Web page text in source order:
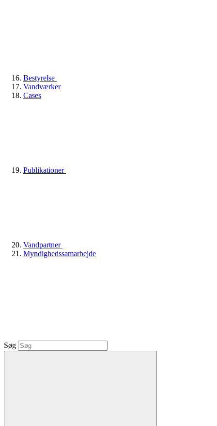
Bestyrelse
Vandværker
Cases
Publikationer
Vandpartner
Myndighedssamarbejde
Søg